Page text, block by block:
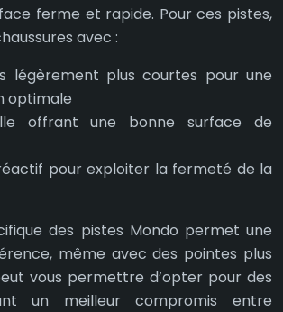
ferme et rapide. Pour ces pistes,
avec :
légèrement plus courtes pour une
optimale
offrant une bonne surface de
pour exploiter la fermeté de la
des pistes Mondo permet une
même avec des pointes plus
vous permettre d’opter pour des
un meilleur compromis entre